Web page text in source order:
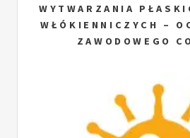
WYTWARZANIA
WŁÓKIENNICZYCH –
ZAWODOWEGO